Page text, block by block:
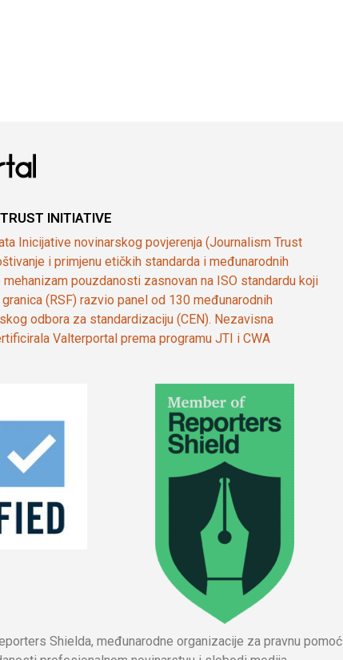
INITIATIVE
Inicijative novinarskog povjerenja (Journalism Trust
i primjenu etičkih standarda i međunarodnih
pouzdanosti zasnovan na ISO standardu koji
(RSF) razvio panel od 130 međunarodnih
odbora za standardizaciju (CEN). Nezavisna
Valterportal prema programu JTI i CWA
Shielda, međunarodne organizacije za pravnu pomoć